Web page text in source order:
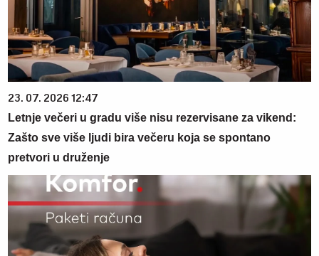
23. 07. 2026 12:47
Letnje večeri u gradu više nisu rezervisane za vikend:
Zašto sve više ljudi bira večeru koja se spontano
pretvori u druženje